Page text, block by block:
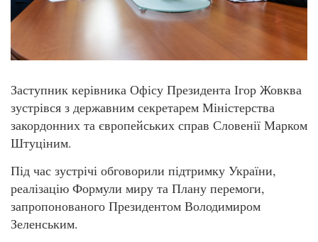
Заступник керівника Офісу Президента Ігор Жовква
зустрівся з державним секретарем Міністерства
закордонних та європейських справ Словенії Марком
Штуціним.
Під час зустрічі обговорили підтримку України,
реалізацію Формули миру та Плану перемоги,
запропонованого Президентом Володимиром
Зеленським.